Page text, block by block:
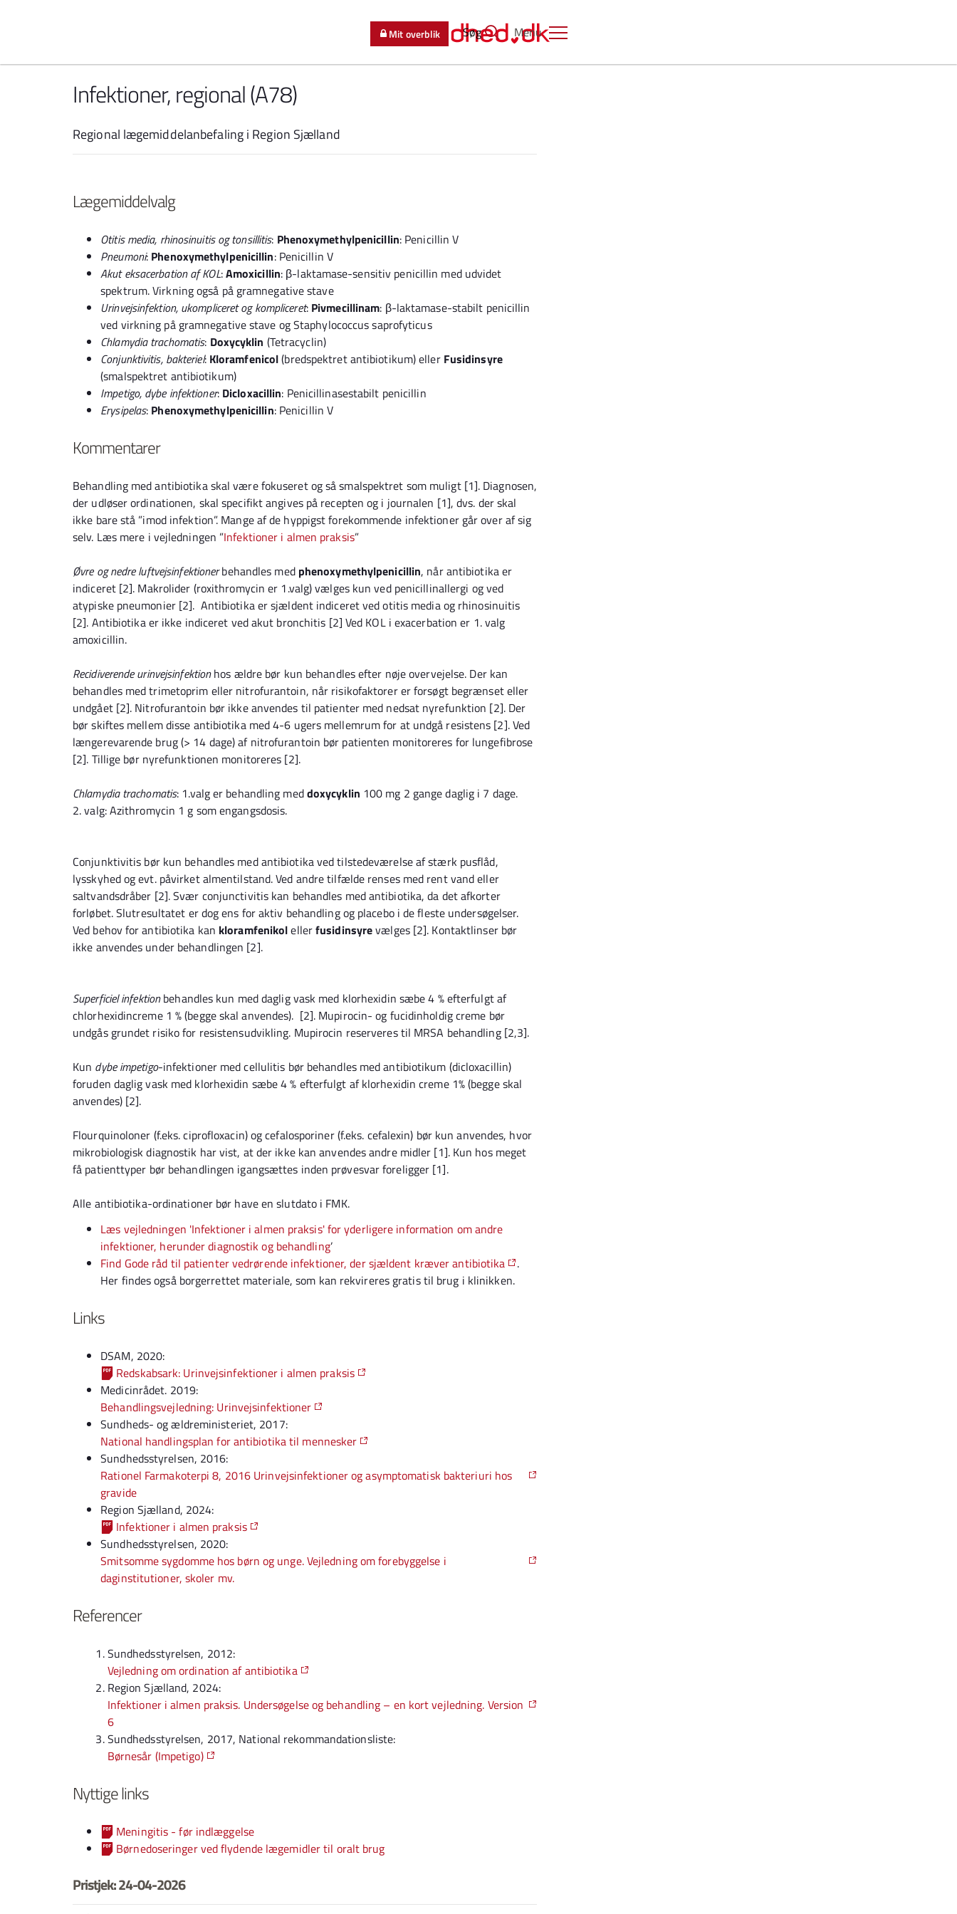
Menu
Søg
Mit overblik
Infektioner, regional (A78)
Regional lægemiddelanbefaling i Region Sjælland
Lægemiddelvalg
Otitis media, rhinosinuitis og tonsillitis: Phenoxymethylpenicillin: Penicillin V
Pneumoni: Phenoxymethylpenicillin: Penicillin V
Akut eksacerbation af KOL:Amoxicillin: β-laktamase-sensitiv penicillin med udvidet
spektrum. Virkning også på gramnegative stave
Urinvejsinfektion, ukompliceret og kompliceret: Pivmecillinam: β-laktamase-stabilt penicillin
ved virkning på gramnegative stave og Staphylococcus saprofyticus
Chlamydia trachomatis: Doxycyklin (Tetracyclin)
Conjunktivitis, bakteriel: Kloramfenicol(bredspektret antibiotikum) eller Fusidinsyre
(smalspektret antibiotikum)
Impetigo, dybe infektioner: Dicloxacillin: Penicillinasestabilt penicillin
Erysipelas: Phenoxymethylpenicillin: Penicillin V
Kommentarer
Behandling med antibiotika skal være fokuseret og så smalspektret som muligt [1]. Diagnosen,
der udløser ordinationen, skal specifikt angives på recepten og i journalen [1], dvs. der skal
ikke bare stå ”imod infektion”. Mange af de hyppigst forekommende infektioner går over af sig
selv. Læs mere i vejledningen ”Infektioner i almen praksis”
Øvre og nedre luftvejsinfektionerbehandles med phenoxymethylpenicillin, når antibiotika er
indiceret [2]. Makrolider (roxithromycin er 1.valg) vælges kun ved penicillinallergi og ved
atypiske pneumonier [2]. Antibiotika er sjældent indiceret ved otitis media og rhinosinuitis
[2]. Antibiotika er ikke indiceret ved akut bronchitis [2] Ved KOL i exacerbation er 1. valg
amoxicillin.
Recidiverende urinvejsinfektionhos ældre bør kun behandles efter nøje overvejelse. Der kan
behandles med trimetoprim eller nitrofurantoin, når risikofaktorer er forsøgt begrænset eller
undgået [2]. Nitrofurantoin bør ikke anvendes til patienter med nedsat nyrefunktion [2]. Der
bør skiftes mellem disse antibiotika med 4-6 ugers mellemrum for at undgå resistens [2]. Ved
længerevarende brug (> 14 dage) af nitrofurantoin bør patienten monitoreres for lungefibrose
[2]. Tillige bør nyrefunktionen monitoreres [2].
Chlamydia trachomatis: 1.valg er behandling meddoxycyklin 100 mg 2 gange daglig i 7 dage.
2. valg: Azithromycin 1 g som engangsdosis.
Conjunktivitis bør kun behandles med antibiotika ved tilstedeværelse af stærk pusflåd,
lysskyhed og evt. påvirket almentilstand. Ved andre tilfælde renses med rent vand eller
saltvandsdråber [2]. Svær conjunctivitis kan behandles med antibiotika, da det afkorter
forløbet. Slutresultatet er dog ens for aktiv behandling og placebo i de fleste undersøgelser.
Ved behov for antibiotika kan kloramfenikolellerfusidinsyrevælges [2]. Kontaktlinser bør
ikke anvendes under behandlingen [2].
Superficiel infektionbehandles kun med daglig vask med klorhexidin sæbe 4 % efterfulgt af
chlorhexidincreme 1 % (begge skal anvendes). [2]. Mupirocin- og fucidinholdig creme bør
undgås grundet risiko for resistensudvikling. Mupirocin reserveres til MRSA behandling [2,3].
Kun dybe impetigo-infektioner med cellulitis bør behandles med antibiotikum (dicloxacillin)
foruden daglig vask med klorhexidin sæbe 4 % efterfulgt af klorhexidin creme 1% (begge skal
anvendes) [2].
Flourquinoloner (f.eks. ciprofloxacin) og cefalosporiner (f.eks. cefalexin) bør kun anvendes, hvor
mikrobiologisk diagnostik har vist, at der ikke kan anvendes andre midler [1]. Kun hos meget
få patienttyper bør behandlingen igangsættes inden prøvesvar foreligger [1].
Alle antibiotika-ordinationer bør have en slutdato i FMK.
Læs vejledningen 'Infektioner i almen praksis' for yderligere information om andre
infektioner, herunder diagnostik og behandling’
Find Gode råd til patienter vedrørende infektioner, der sjældent kræver antibiotika
.
Her findes også borgerrettet materiale, som kan rekvireres gratis til brug i klinikken.
Links
DSAM, 2020:
Redskabsark: Urinvejsinfektioner i almen praksis
Medicinrådet. 2019:
Behandlingsvejledning: Urinvejsinfektioner
Sundheds- og ældreministeriet, 2017:
National handlingsplan for antibiotika til mennesker
Sundhedsstyrelsen, 2016:
Rationel Farmakoterpi 8, 2016 Urinvejsinfektioner og asymptomatisk bakteriuri hos
gravide
Region Sjælland, 2024:
Infektioner i almen praksis
Sundhedsstyrelsen, 2020:
Smitsomme sygdomme hos børn og unge. Vejledning om forebyggelse i
daginstitutioner, skoler mv.
Referencer
Sundhedsstyrelsen, 2012:
Vejledning om ordination af antibiotika
Region Sjælland, 2024:
Infektioner i almen praksis. Undersøgelse og behandling – en kort vejledning. Version
6
Sundhedsstyrelsen, 2017, National rekommandationsliste:
Børnesår (Impetigo)
Nyttige links
Meningitis - før indlæggelse
Børnedoseringer ved flydende lægemidler til oralt brug
Pristjek: 24-04-2026